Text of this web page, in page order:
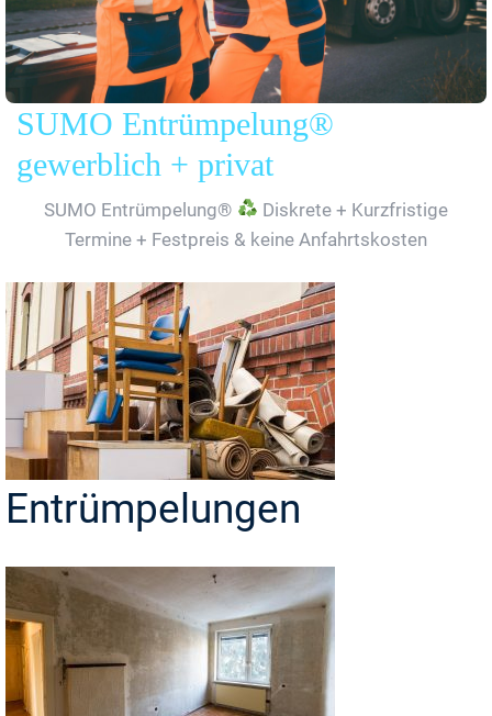
SUMO Entrümpelung®
gewerblich + privat
SUMO Entrümpelung®
Diskrete + Kurzfristige
Termine + Festpreis & keine Anfahrtskosten
Entrümpelungen